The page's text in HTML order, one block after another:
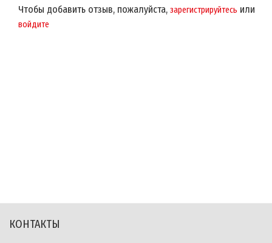
Чтобы добавить отзыв, пожалуйста, зарегистрируйтесь или
войдите
КОНТАКТЫ